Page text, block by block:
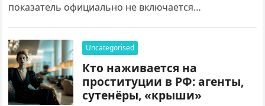
показатель официально не включается
наркотиков, торговля оружием и…
Uncategorised
Кто наживается на
проституции в РФ: агенты,
сутенёры, «крыши»